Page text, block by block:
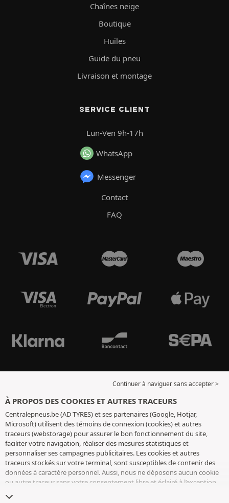
Chaînes neige
Boutique
Huiles
Guide du pneu
Livraison et montage
SERVICE CLIENT
Lun-Ven 9h-17h
WhatsApp
Messenger
Contact
FAQ
Continuer à naviguer sans accepter >
À PROPOS DES COOKIES ET AUTRES TRACEURS
Centralepneus.be (AD TYRES) et ses partenaires (Google, Hotjar,
Microsoft) utilisent des témoins de connexion (cookies) et autres
traceurs (webstorage) pour assurer le bon fonctionnement du site,
faciliter votre navigation, réaliser des mesures statistiques et
personnaliser ses campagnes publicitaires. Les cookies et autres
traceurs stockés sur votre terminal, sont susceptibles de contenir des
données à caractère personnel. Aussi, nous ne déposons aucun cookie
ou autre traceur sans votre consentement libre et éclairé à l’exception